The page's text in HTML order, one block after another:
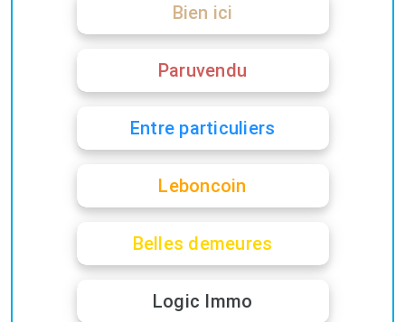
Bien ici
Paruvendu
Entre particuliers
Leboncoin
Belles demeures
Logic Immo